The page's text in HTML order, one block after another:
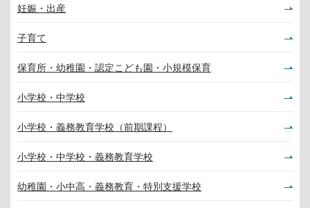
妊娠・出産
子育て
保育所・幼稚園・認定こども園・小規模保育
小学校・中学校
小学校・義務教育学校（前期課程）
小学校・中学校・義務教育学校
幼稚園・小中高・義務教育・特別支援学校